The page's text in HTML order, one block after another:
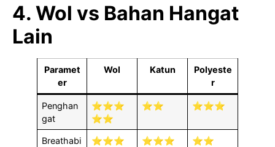
4. Wol vs Bahan Hangat
Lain
Paramet
er
Wol Katun
Polyeste
r
Penghan
gat
⭐⭐⭐
⭐⭐
⭐⭐ ⭐⭐⭐
Breathabi
⭐⭐⭐
⭐⭐⭐
⭐⭐